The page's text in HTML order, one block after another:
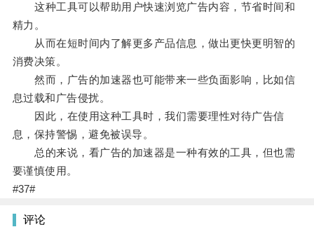
这种工具可以帮助用户快速浏览广告内容，节省时间和
精力。
从而在短时间内了解更多产品信息，做出更快更明智的
消费决策。
然而，广告的加速器也可能带来一些负面影响，比如信
息过载和广告侵扰。
因此，在使用这种工具时，我们需要理性对待广告信
息，保持警惕，避免被误导。
总的来说，看广告的加速器是一种有效的工具，但也需
要谨慎使用。
#37#
评论